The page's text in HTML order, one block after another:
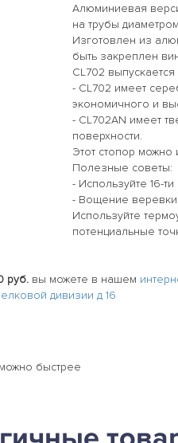
Алюминиевая
на трубы
Изготовлен из
быть закреплен
CL702 выпускается
- CL702 имеет
экономичного и
- CL702AN имеет
поверхности.
Этот стопор можно
Полезные советы:
- Используйте 16-
- Вощение веревки
Используйте
потенциальные
руб. вы можете в нашем
дивизии д 16
быстрее